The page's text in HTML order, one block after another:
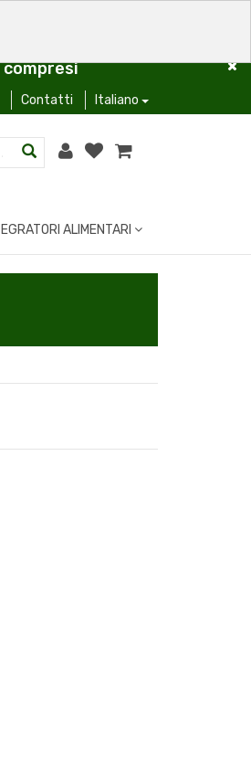
compresi
Contatti Italiano
ALIMENTARI